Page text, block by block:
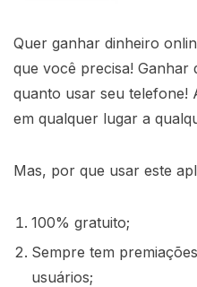
Quer ganhar dinheiro
que você precisa! Ganhar
quanto usar seu telefone!
em qualquer lugar a
Mas, por que usar este
100% gratuito;
Sempre tem
usuários;